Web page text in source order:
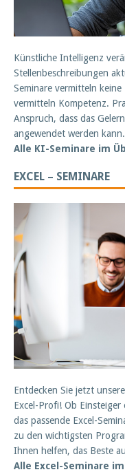
Künstliche Intelligenz
Stellenbeschreibungen
Seminare vermitteln
vermitteln Kompetenz.
Anspruch, dass das
angewendet werden kann.
Alle KI-Seminare im
EXCEL – SEMINARE
Entdecken Sie jetzt
Excel-Profi! Ob
das passende Excel-
zu den wichtigsten
Ihnen helfen, das Beste
Alle Excel-Seminare